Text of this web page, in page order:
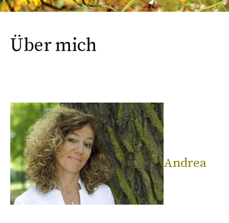
Über mich
Andrea